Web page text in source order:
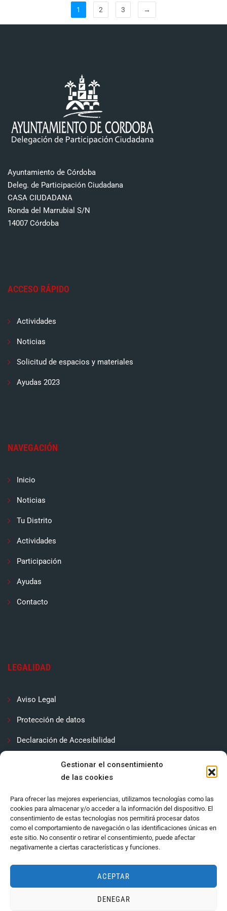
Gestionar el consentimiento
de las cookies
Para ofrecer las mejores experiencias, utilizamos tecnologías como las
cookies para almacenar y/o acceder a la información del dispositivo. El
consentimiento de estas tecnologías nos permitirá procesar datos
como el comportamiento de navegación o las identificaciones únicas en
este sitio. No consentir o retirar el consentimiento, puede afectar
negativamente a ciertas características y funciones.
ACEPTAR
DENEGAR
1 2 3 →
Ayuntamiento de Córdoba
Deleg. de Participación Ciudadana
CASA CIUDADANA
Ronda del Marrubial S/N
14007 Córdoba
ACCESO RÁPIDO
Actividades
Noticias
Solicitud de espacios y materiales
Ayudas 2023
NAVEGACIÓN
Inicio
Noticias
Tu Distrito
Actividades
Participación
Ayudas
Contacto
LEGALIDAD
Aviso Legal
Protección de datos
Declaración de Accesibilidad
Política de cookies (UE)